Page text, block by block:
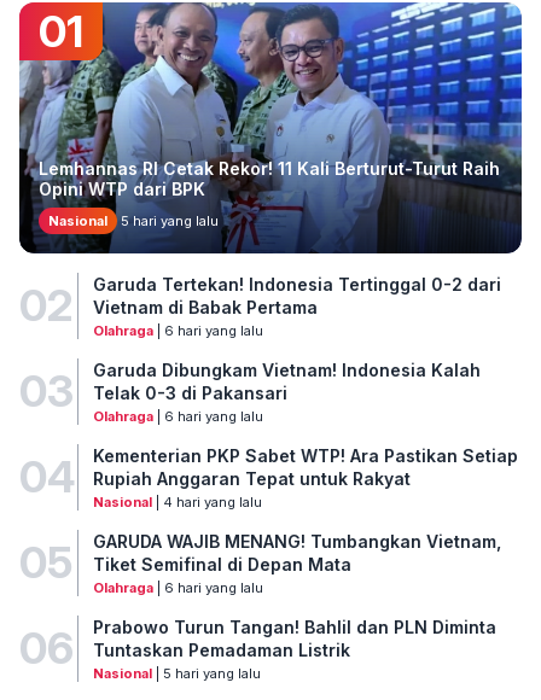
01
Lemhannas RI Cetak Rekor! 11 Kali Berturut-Turut Raih
Opini WTP dari BPK
Nasional 5 hari yang lalu
02
Garuda Tertekan! Indonesia Tertinggal 0-2 dari
Vietnam di Babak Pertama
Olahraga| 6 hari yang lalu
03
Garuda Dibungkam Vietnam! Indonesia Kalah
Telak 0-3 di Pakansari
Olahraga| 6 hari yang lalu
04
Kementerian PKP Sabet WTP! Ara Pastikan Setiap
Rupiah Anggaran Tepat untuk Rakyat
Nasional| 4 hari yang lalu
05
GARUDA WAJIB MENANG! Tumbangkan Vietnam,
Tiket Semifinal di Depan Mata
Olahraga| 6 hari yang lalu
06
Prabowo Turun Tangan! Bahlil dan PLN Diminta
Tuntaskan Pemadaman Listrik
Nasional| 5 hari yang lalu